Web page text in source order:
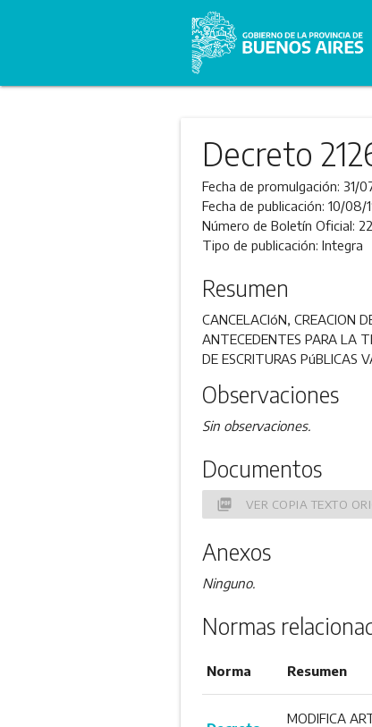
Decreto
Fecha de promulgación: 31/
Fecha de publicación: 10/08/
Número de Boletín Oficial:
Tipo de publicación: Integra
Resumen
CANCELACIóN, CREACION
ANTECEDENTES PARA LA
DE ESCRITURAS PúBLICAS
Observaciones
Sin observaciones.
Documentos
picture_as_pdf VER COPIA TEXTO
Anexos
Ninguno.
Normas
Norma Resumen
MODIFICA